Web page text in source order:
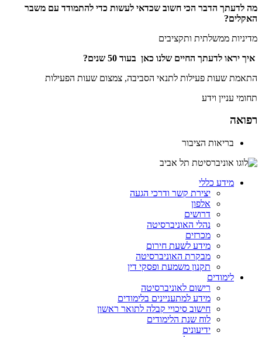
מה לדעתך הדבר הכי חשוב שכדאי לעשות כדי להתמודד עם משבר
האקלים?
מדיניות ממשלתית ותקציבים
איך יראו לדעתך החיים שלנו כאן בעוד 50 שנים?
התאמת שעות פעילות לתנאי הסביבה, צמצום שעות הפעילות
תחומי עניין וידע
רפואה
בריאות הציבור
מידע כללי
יצירת קשר ודרכי הגעה
אלפון
דרושים
נהלי האוניברסיטה
מכרזים
מידע לשעת חירום
מבקרת האוניברסיטה
תקנון משמעת ופסקי דין
לימודים
רישום לאוניברסיטה
מידע למתעניינים בלימודים
חישוב סיכויי קבלה לתואר ראשון
לוח שנת הלימודים
ידיעונים